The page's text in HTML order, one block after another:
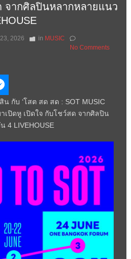
จากศิลปินหลากหลายแนว
2026 in MUSIC
No Comments
กับ ‘โสต สด สด : SOT MUSIC
าเปิดหู เปิดใจ กับโชว์สด จากศิลปิน
4 LIVEHOUSE